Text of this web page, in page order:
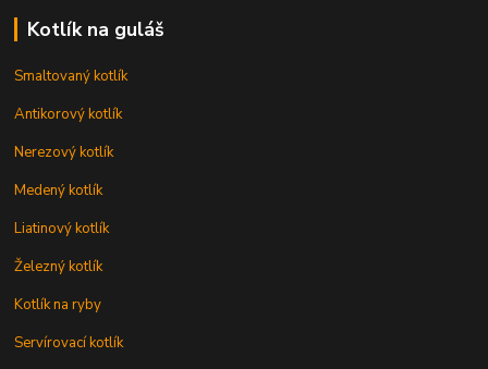
Kotlík na guláš
Smaltovaný kotlík
Antikorový kotlík
Nerezový kotlík
Medený kotlík
Liatinový kotlík
Železný kotlík
Kotlík na ryby
Servírovací kotlík